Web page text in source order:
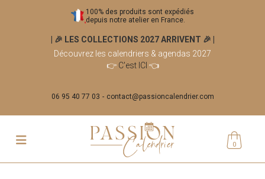
100% des produits sont expédiés
depuis notre atelier en France.
| 🎉 LES COLLECTIONS 2027 ARRIVENT 🎉
Découvrez les calendriers & agendas 2027
👉 C'est ICI 👈
06 95 40 77 03 contact@passioncalendrier.com
0